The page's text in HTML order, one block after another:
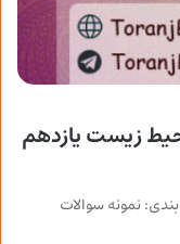
زیست یازدهم
نمونه سوالات